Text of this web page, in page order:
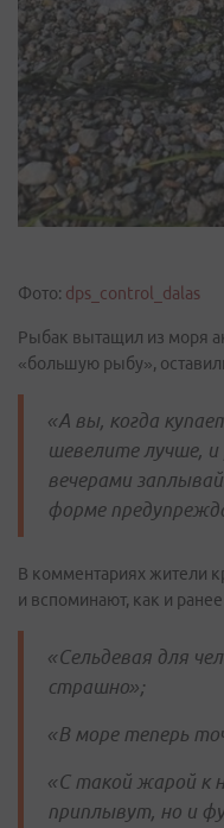
Фото: dps_control_dalas
Рыбак вытащил из моря
«большую рыбу»,
«А вы, когда
шевелите лучше,
вечерами
форме
В комментариях жители
и вспоминают, как и
«Сельдевая для
страшно»;
«В море теперь
«С такой жарой к
приплывут, но и